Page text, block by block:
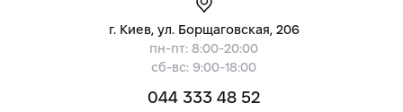
г. Киев, ул. Борщаговская, 206
пн-пт: 8:00-20:00
сб-вс: 9:00-18:00
044 333 48 52